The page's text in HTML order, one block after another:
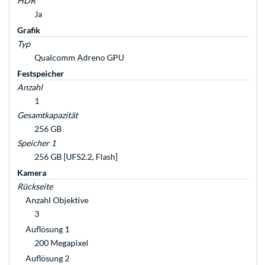
Ja
Grafik
Typ
Qualcomm Adreno GPU
Festspeicher
Anzahl
1
Gesamtkapazität
256 GB
Speicher 1
256 GB [UFS2.2, Flash]
Kamera
Rückseite
Anzahl Objektive
3
Auflösung 1
200 Megapixel
Auflösung 2